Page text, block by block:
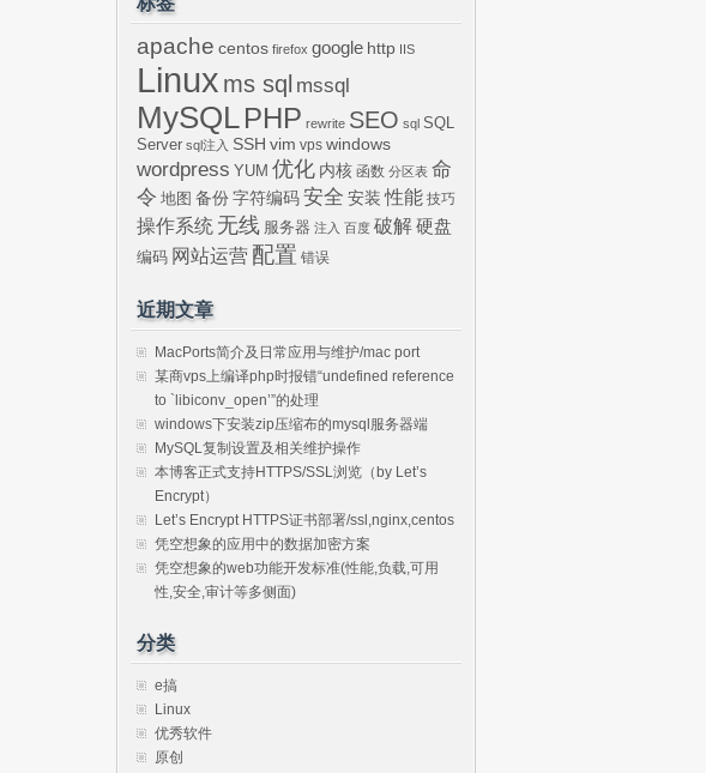
apache centos firefox google http IIS
Linux ms sql mssql
MySQLPHP rewrite SEO sql SQL
Server sql注入 SSH vim vps windows
wordpress YUM 优化 内核 函数 分区表 命
令 地图 备份 字符编码 安全 安装 性能 技巧
操作系统 无线 服务器 注入 百度 破解硬盘
编码 网站运营 配置 错误
近期文章
MacPorts简介及日常应用与维护/mac port
某商vps上编译php时报错“undefined reference
to `libiconv_open’”的处理
windows下安装zip压缩布的mysql服务器端
MySQL复制设置及相关维护操作
本博客正式支持HTTPS/SSL浏览（by Let’s
Encrypt）
Let’s Encrypt HTTPS证书部署/ssl,nginx,centos
凭空想象的应用中的数据加密方案
凭空想象的web功能开发标准(性能,负载,可用
性,安全,审计等多侧面)
分类
e搞
Linux
优秀软件
原创